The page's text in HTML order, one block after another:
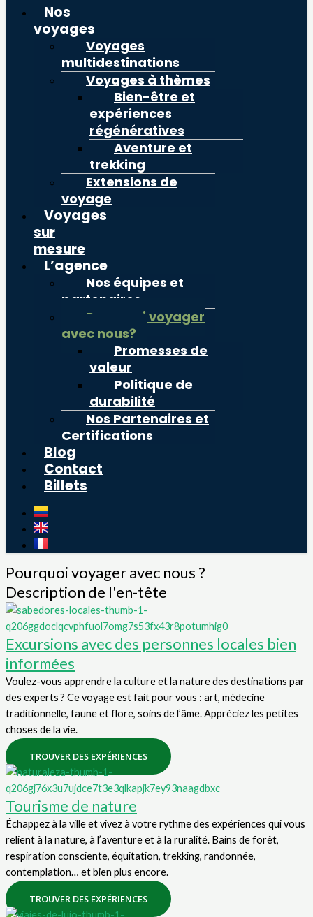
Nos
voyages
Voyages
multidestinations
Voyages à thèmes
Bien-être et
expériences
régénératives
Aventure et
trekking
Extensions de
voyage
Voyages
sur
mesure
L’agence
Nos équipes et
partenaires
Pourquoi voyager
avec nous?
Promesses de
valeur
Politique de
durabilité
Nos Partenaires et
Certifications
Blog
Contact
Billets
Pourquoi voyager avec nous ?
Description de l'en-tête
Excursions avec des personnes locales bien
informées
Voulez-vous apprendre la culture et la nature des destinations par
des experts ? Ce voyage est fait pour vous : art, médecine
traditionnelle, faune et flore, soins de l’âme. Appréciez les petites
choses de la vie.
TROUVER DES EXPÉRIENCES
Tourisme de nature
Échappez à la ville et vivez à votre rythme des expériences qui vous
relient à la nature, à l’aventure et à la ruralité. Bains de forêt,
respiration consciente, équitation, trekking, randonnée,
contemplation… et bien plus encore.
TROUVER DES EXPÉRIENCES